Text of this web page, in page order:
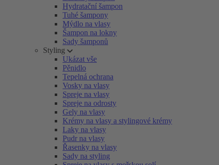
Hydratační šampon
Tuhé šampony
Mýdlo na vlasy
Šampon na lokny
Sady šamponů
Styling
Ukázat vše
Pěnidlo
Tepelná ochrana
Vosky na vlasy
Spreje na vlasy
Spreje na odrosty
Gely na vlasy
Krémy na vlasy a stylingové krémy
Laky na vlasy
Pudr na vlasy
Řasenky na vlasy
Sady na styling